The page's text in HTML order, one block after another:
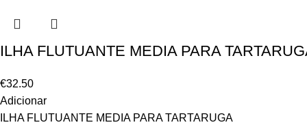
ILHA FLUTUANTE MEDIA PARA
€32.50
Adicionar
ILHA FLUTUANTE MEDIA PARA TARTARUGA